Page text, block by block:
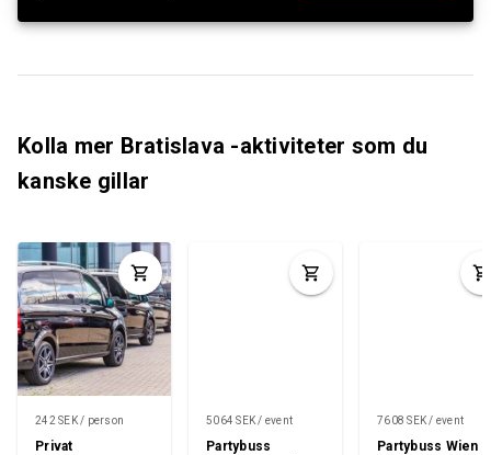
Kolla mer Bratislava -aktiviteter som du
kanske gillar
242 SEK / person
Privat
5064 SEK / event
Partybuss
7608 SEK / event
Partybuss Wien